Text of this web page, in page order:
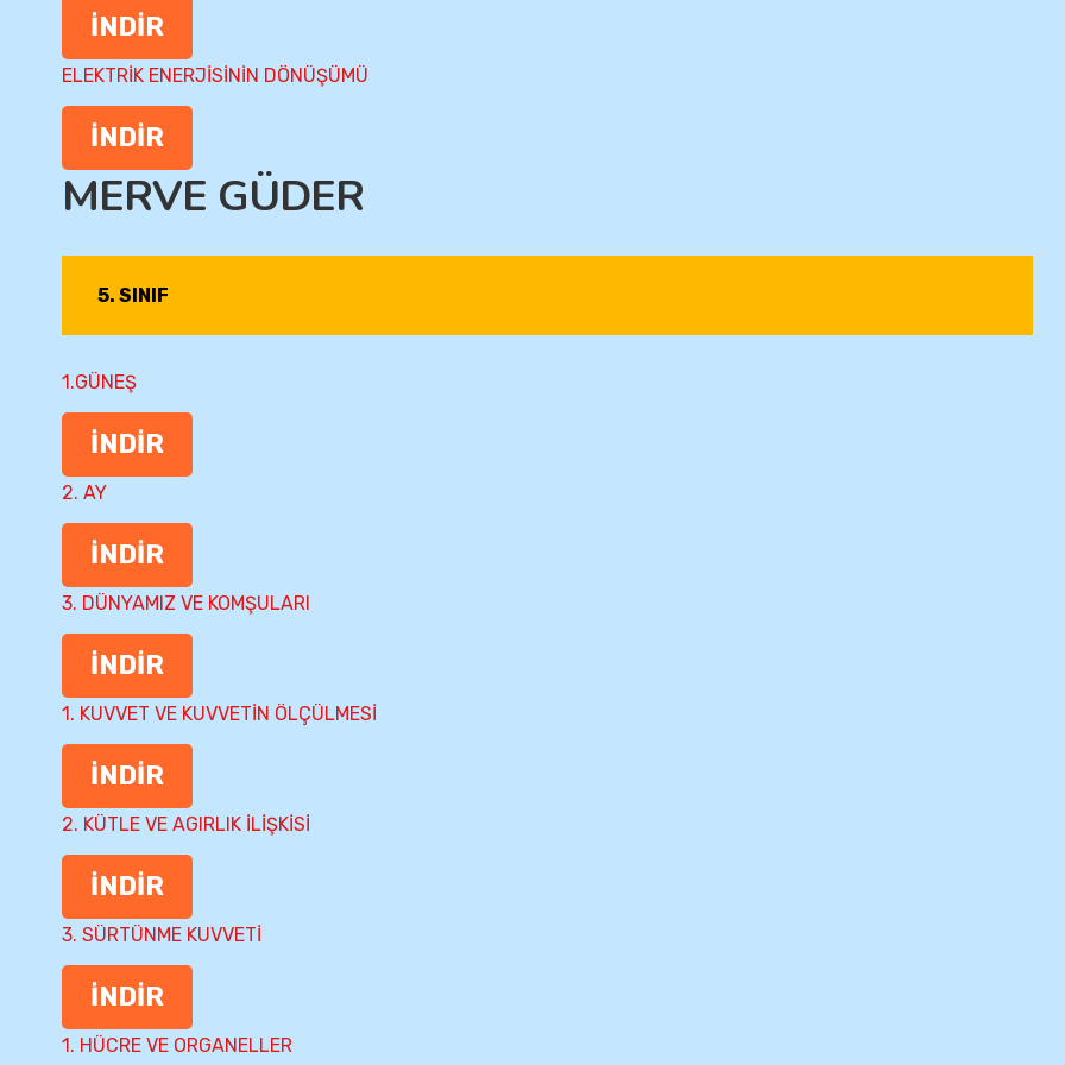
İNDİR
ELEKTRİK ENERJİSİNİN DÖNÜŞÜMÜ
İNDİR
MERVE GÜDER
5. SINIF
1.GÜNEŞ
İNDİR
2. AY
İNDİR
3. DÜNYAMIZ VE KOMŞULARI
İNDİR
1. KUVVET VE KUVVETİN ÖLÇÜLMESİ
İNDİR
2. KÜTLE VE AGIRLIK İLİŞKİSİ
İNDİR
3. SÜRTÜNME KUVVETİ
İNDİR
1. HÜCRE VE ORGANELLER